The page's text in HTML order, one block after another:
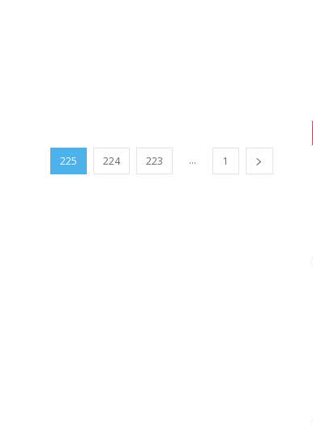
1
...
223
224
225